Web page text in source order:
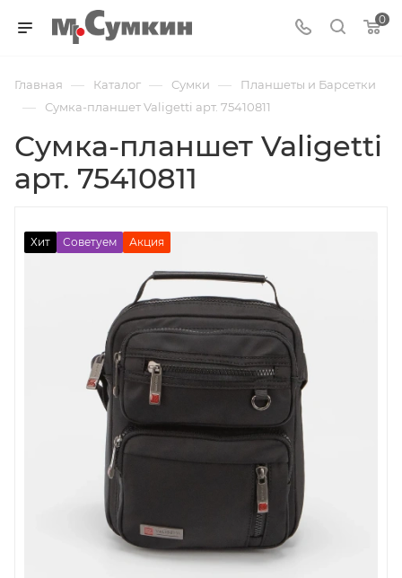
0
Главная — Каталог — Cумки — Планшеты и Барсетки
— Сумка-планшет Valigetti арт. 75410811
Сумка-планшет Valigetti
арт. 75410811
Хит Советуем Акция